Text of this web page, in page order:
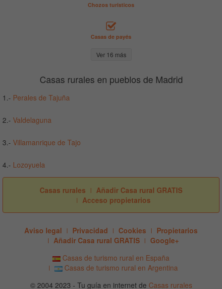
Chozos turísticos
Casas de payés
Ver 16 más
Casas rurales en pueblos de Madrid
1.- Perales de Tajuña
2.- Valdelaguna
3.- Villamanrique de Tajo
4.- Lozoyuela
Casas rurales
Añadir Casa rural GRATIS
Acceso propietarios
Aviso legal Privacidad Cookies
Propietarios
Añadir Casa rural GRATIS
Google+
Casas de turismo rural en España
Casas de turismo rural en Argentina
© 2004 2023 - Tu guía en internet de Casas rurales